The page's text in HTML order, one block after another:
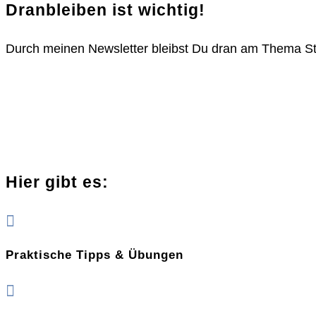
Dranbleiben ist wichtig!
Durch meinen Newsletter bleibst Du dran am Thema
Hier gibt es:

Praktische Tipps & Übungen
